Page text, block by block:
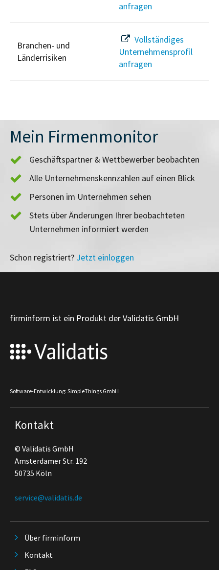
anfragen
Branchen- und
Länderrisiken
Vollständiges
Unternehmensprofil
anfragen
Mein Firmenmonitor
Geschäftspartner & Wettbewerber beobachten
Alle Unternehmenskennzahlen auf einen Blick
Personen im Unternehmen sehen
Stets über Änderungen Ihrer beobachteten
Unternehmen informiert werden
Schon registriert? Jetzt einloggen
firminform ist ein Produkt der Validatis GmbH
Software-Entwicklung: SimpleThings GmbH
Kontakt
© Validatis GmbH
Amsterdamer Str. 192
50735 Köln
service@validatis.de
Über firminform
Kontakt